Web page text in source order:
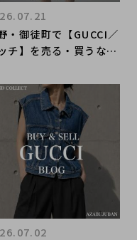
・御徒町で【GUCCI／
チ】を売る・買うなら
｜Jumbo GG Canva
／ジャンボGGキ
ンバス ハーフパンツ入
｜Buy & Sell Luxury i
Ueno Tokyo｜Tax-Fr
Available